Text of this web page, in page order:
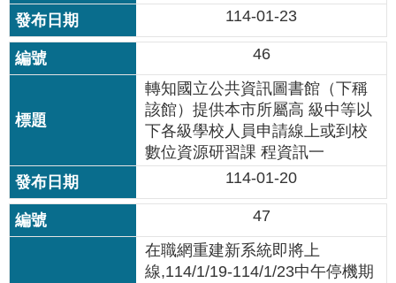
申
請
案
件
網
站
覽
回
首
114-01-23
46
轉知國立公共資訊圖書館（下稱
該館）提供本市所屬高 級中等以
下各級學校人員申請線上或到校
數位資源研習課 程資訊一
114-01-20
47
在職網重建新系統即將上
線,114/1/19-114/1/23中午停機期